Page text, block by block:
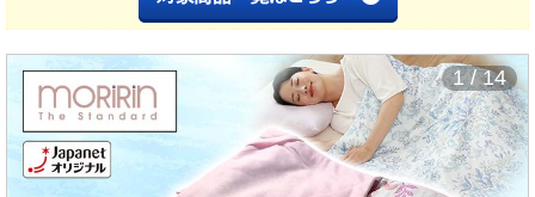
1 / 14